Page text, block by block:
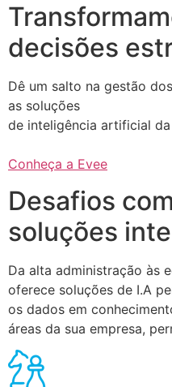
decisões
Dê um salto na gestão
as soluções
de inteligência artificial da
Conheça a Evee
Desafios
soluções
Da alta administração às
oferece soluções de I.A
os dados em
áreas da sua empresa,